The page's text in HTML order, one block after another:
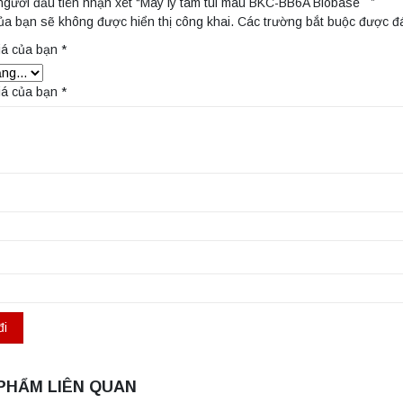
bạn sẽ không được hiển thị công khai. Các trường bắt buộc được
của bạn*
của bạn*
LIÊN QUAN